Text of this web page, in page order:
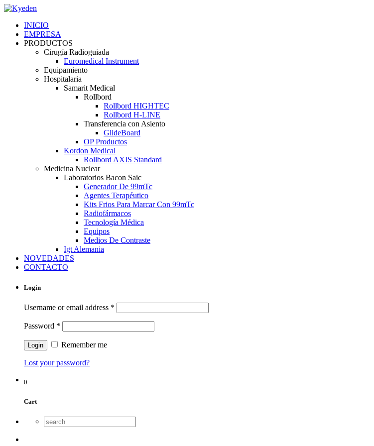
INICIO
EMPRESA
PRODUCTOS
Cirugía Radioguiada
Euromedical Instrument
Equipamiento
Hospitalaria
Samarit Medical
Rollbord
Rollbord HIGHTEC
Rollbord H-LINE
Transferencia con Asiento
GlideBoard
OP Productos
Kordon Medical
Rollbord AXIS Standard
Medicina Nuclear
Laboratorios Bacon Saic
Generador De 99mTc
Agentes Terapéutico
Kits Frios Para Marcar Con 99mTc
Radiofármacos
Tecnología Médica
Equipos
Medios De Contraste
Igt Alemania
NOVEDADES
CONTACTO
Login
Username or email address *
Password *
Remember me
Lost your password?
0
Cart